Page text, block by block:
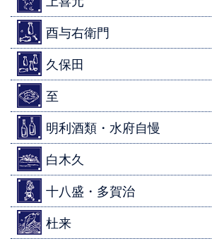
酉与右衛門
久保田
至
明利酒類・水府自慢
白木久
十八盛・多賀治
杜来